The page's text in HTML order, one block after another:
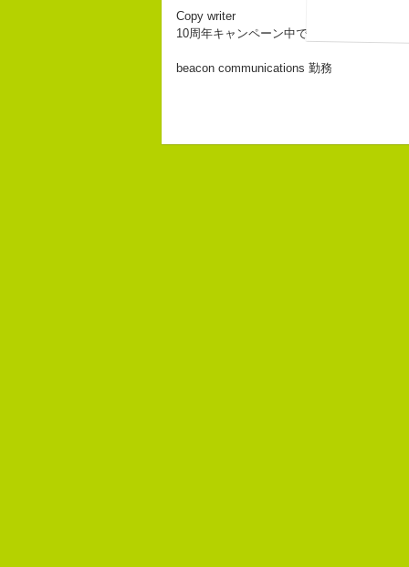
Copy writer
10周年キャンペーン中です。
beacon communications 勤務